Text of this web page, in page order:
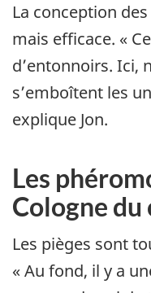
La conception
mais efficace. «
d’entonnoirs. Ici,
s’emboîtent les
explique Jon.
Les
Cologne
Les pièges sont
« Au fond, il y a